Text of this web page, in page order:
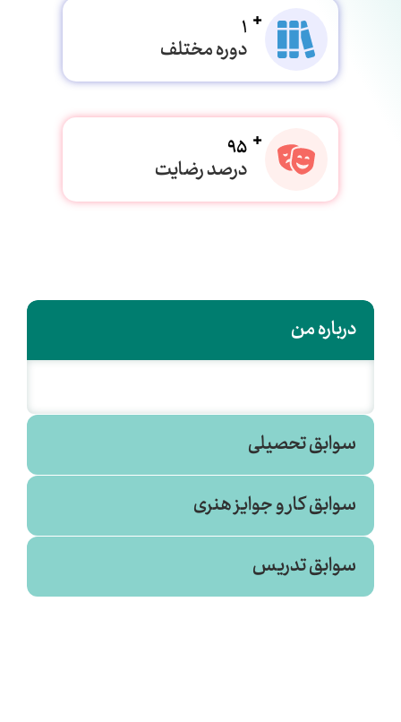
1
دوره مختلف
95
درصد رضایت
درباره من
سوابق تحصیلی
روانشناسی
پیام نور بجنورد (۱۳۹۲)
سوابق کار و جوایز هنری
سوابق تدریس